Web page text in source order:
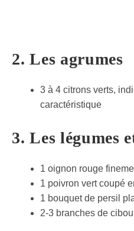
2. Les agrumes
3 à 4 citrons verts,
caractéristique
3. Les légumes
1 oignon rouge
1 poivron vert coupé
1 bouquet de persil
2-3 branches de